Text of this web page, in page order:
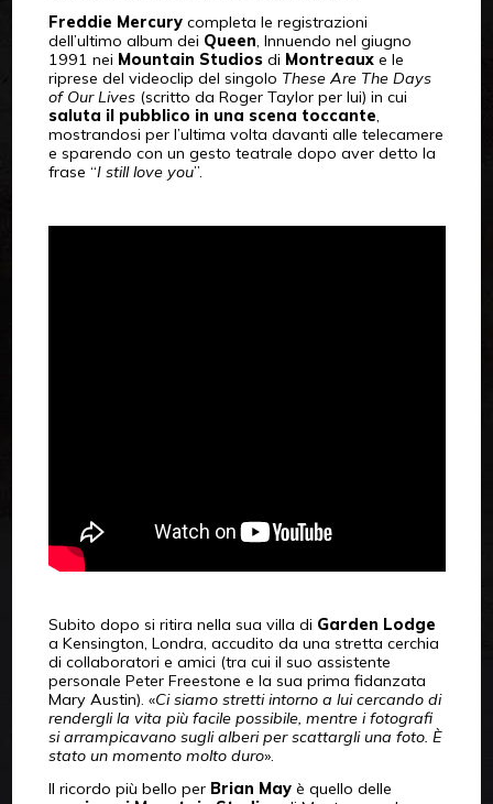
Freddie Mercurycompleta le registrazioni
dell’ultimo album dei Queen , Innuendo nel giugno
1991 nei Mountain Studiosdi Montreauxe le
riprese del videoclip del singolo These Are The Days
of Our Lives(scritto da Roger Taylor per lui) in cui
saluta il pubblico in una scena toccante
mostrandosi per l’ultima volta davanti alle telecamere
e sparendo con un gesto teatrale dopo aver detto la
frase “I still love you”.
Subito dopo si ritira nella sua villa di Garden Lodge
a Kensington, Londra, accudito da una stretta cerchia
di collaboratori e amici (tra cui il suo assistente
personale Peter Freestone e la sua prima fidanzata
Mary Austin). «Ci siamo stretti intorno a lui cercando di
rendergli la vita più facile possibile, mentre i fotografi
si arrampicavano sugli alberi per scattargli una foto. È
stato un momento molto duro».
Il ricordo più bello perBrian Mayè quello delle